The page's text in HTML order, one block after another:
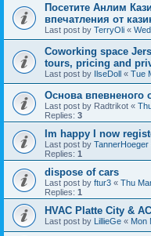
Посетите Анлим
впечатления от
Last post by TerryOli «
Coworking space
tours, pricing and
Last post by IlseDoll « Tue
Основа впевненого
Last post by Radtrikot «
Replies: 3
Im happy I now
Last post by TannerHoeger
Replies: 1
dispose of cars
Last post by ftur3 « Thu
Replies: 1
HVAC Platte City &
Last post by LillieGe « Mon